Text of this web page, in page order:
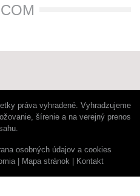
práva vyhradené. Vyhradzujeme
šírenie a na verejný prenos
osobných údajov a cookies
Mapa stránok Kontakt